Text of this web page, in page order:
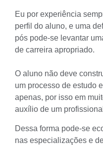
Eu por experiência
perfil do aluno, e uma
pós pode-se levantar
de carreira apropriado.
O aluno não deve
um processo de estudo
apenas, por isso em
auxílio de um
Dessa forma pode-se
nas especializações e